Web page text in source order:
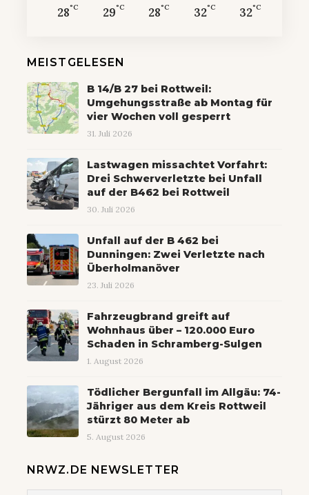
28°C 29°C 28°C 32°C 32°C
MEISTGELESEN
B 14/B 27 bei Rottweil:
Umgehungsstraße ab Montag für
vier Wochen voll gesperrt
31. Juli 2026
Lastwagen missachtet Vorfahrt:
Drei Schwerverletzte bei Unfall
auf der B462 bei Rottweil
30. Juli 2026
Unfall auf der B 462 bei
Dunningen: Zwei Verletzte nach
Überholmanöver
23. Juli 2026
Fahrzeugbrand greift auf
Wohnhaus über – 120.000 Euro
Schaden in Schramberg-Sulgen
1. August 2026
Tödlicher Bergunfall im Allgäu: 74-
Jähriger aus dem Kreis Rottweil
stürzt 80 Meter ab
5. August 2026
NRWZ.DE NEWSLETTER